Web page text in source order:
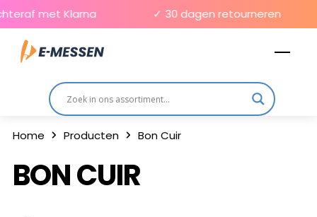
Skip
to
content
met Klarna ✓ 30 dagen retourneren
Home Producten Bon Cuir
BON CUIR